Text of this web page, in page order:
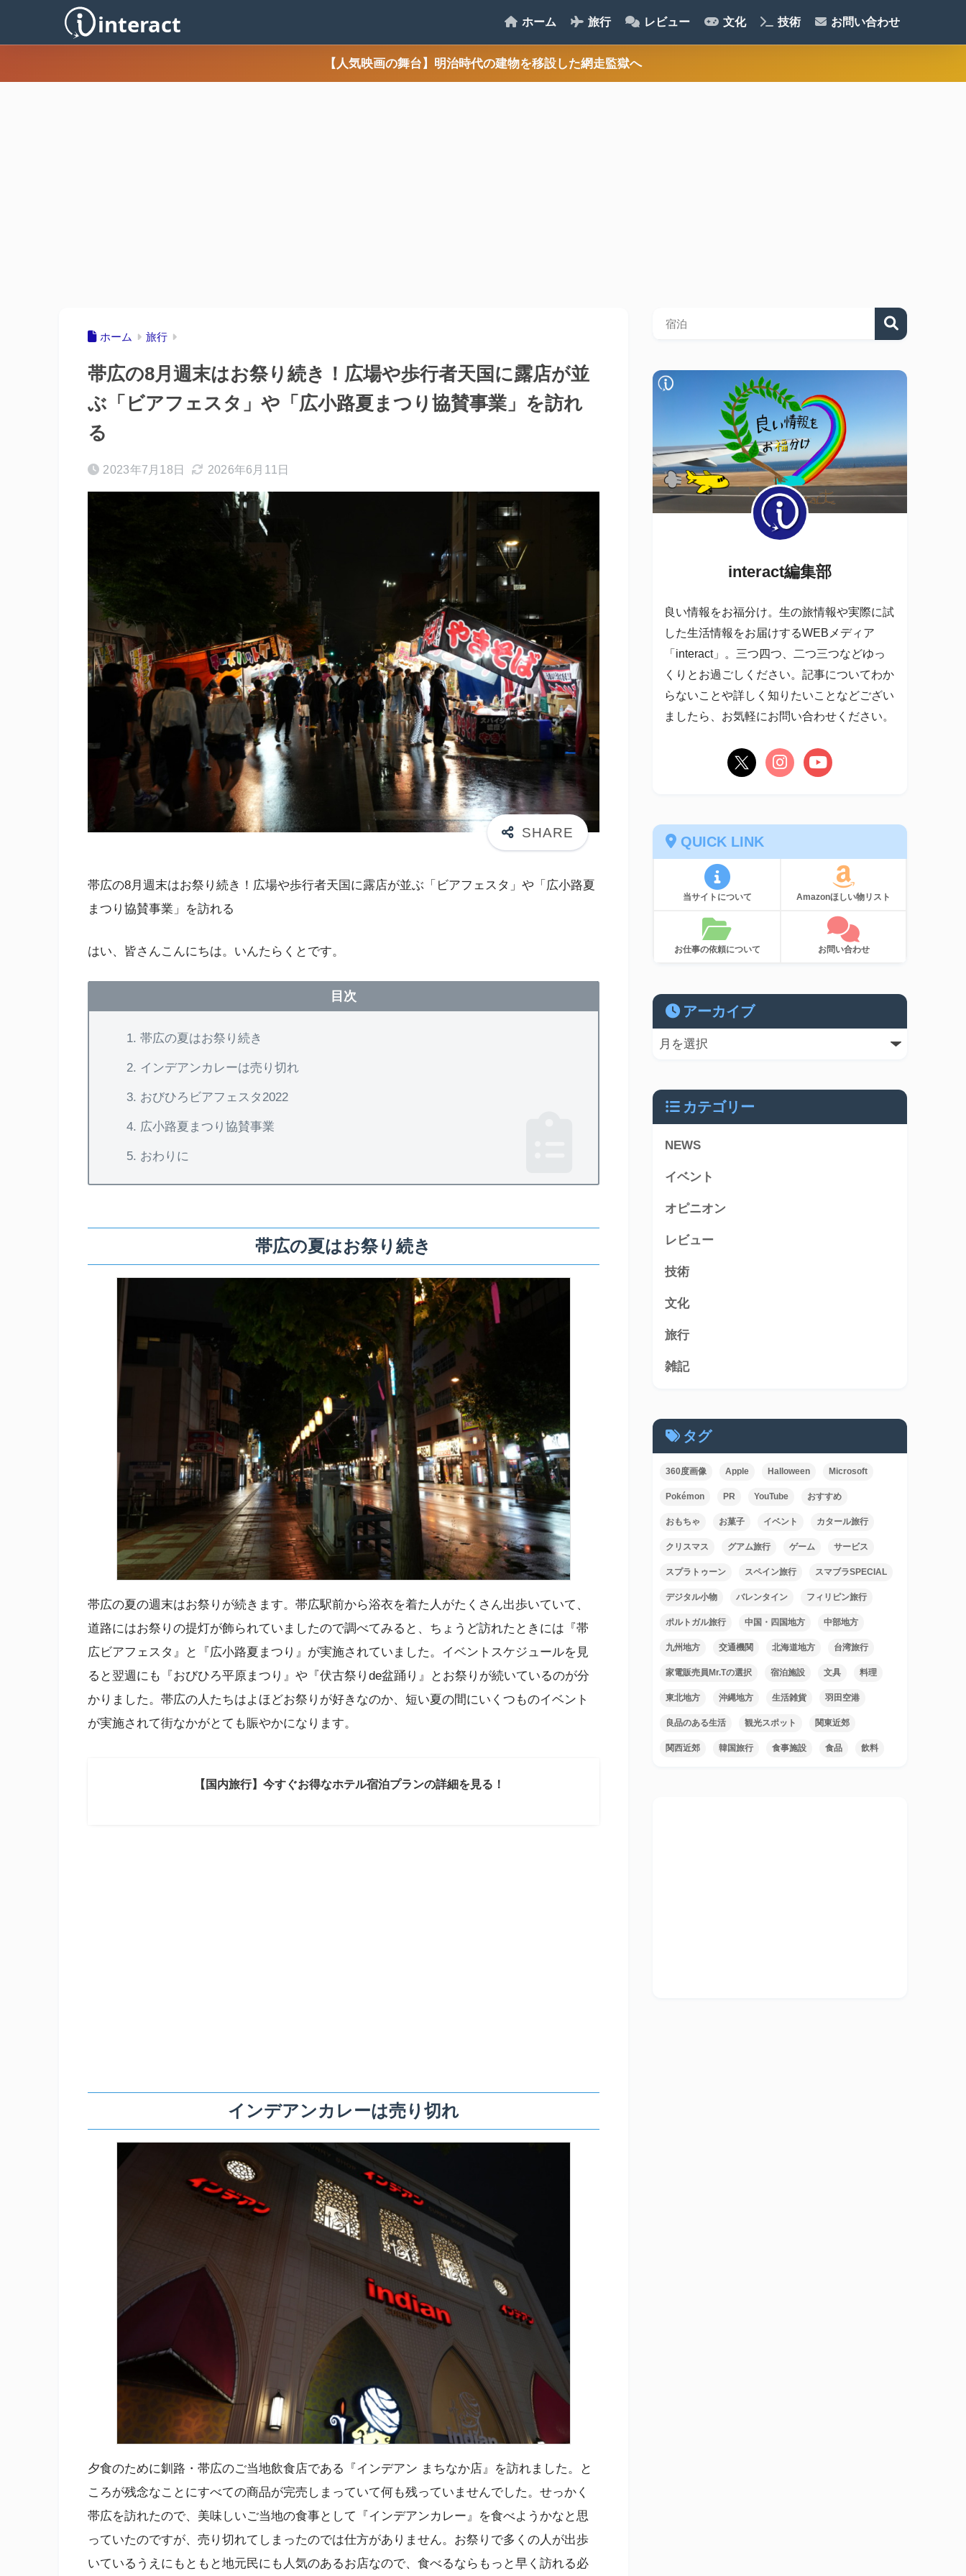
ホーム 旅行 レビュー 文化 技術 お問い合わせ
【人気映画の舞台】明治時代の建物を移設した網走監獄へ
ホーム 旅行
帯広の8月週末はお祭り続き！広場や歩行者天国に露店が並
ぶ「ビアフェスタ」や「広小路夏まつり協賛事業」を訪れ
る
2023年7月18日 2026年6月11日
帯広の8月週末はお祭り続き！広場や歩行者天国に露店が並ぶ「ビアフェスタ」や「広小路夏
まつり協賛事業」を訪れる
はい、皆さんこんにちは。いんたらくとです。
目次
帯広の夏はお祭り続き
インデアンカレーは売り切れ
おびひろビアフェスタ2022
広小路夏まつり協賛事業
おわりに
帯広の夏はお祭り続き
帯広の夏の週末はお祭りが続きます。帯広駅前から浴衣を着た人がたくさん出歩いていて、
道路にはお祭りの提灯が飾られていましたので調べてみると、ちょうど訪れたときには『帯
広ビアフェスタ』と『広小路夏まつり』が実施されていました。イベントスケジュールを見
ると翌週にも『おびひろ平原まつり』や『伏古祭りde盆踊り』とお祭りが続いているのが分
かりました。帯広の人たちはよほどお祭りが好きなのか、短い夏の間にいくつものイベント
が実施されて街なかがとても賑やかになります。
【国内旅行】今すぐお得なホテル宿泊プランの詳細を見る！
インデアンカレーは売り切れ
夕食のために釧路・帯広のご当地飲食店である『インデアン まちなか店』を訪れました。と
ころが残念なことにすべての商品が完売しまっていて何も残っていませんでした。せっかく
帯広を訪れたので、美味しいご当地の食事として『インデアンカレー』を食べようかなと思
っていたのですが、売り切れてしまったのでは仕方がありません。お祭りで多くの人が出歩
いているうえにもともと地元民にも人気のあるお店なので、食べるならもっと早く訪れる必
interact編集部
良い情報をお福分け。生の旅情報や実際に試
した生活情報をお届けするWEBメディア
「interact」。三つ四つ、二つ三つなどゆっ
くりとお過ごしください。記事についてわか
らないことや詳しく知りたいことなどござい
ましたら、お気軽にお問い合わせください。
QUICK LINK
当サイトについて Amazonほしい物リスト
お仕事の依頼について お問い合わせ
アーカイブ
カテゴリー
NEWS
イベント
オピニオン
レビュー
技術
文化
旅行
雑記
タグ
360度画像 Apple Halloween Microsoft
Pokémon PR YouTube おすすめ
おもちゃ お菓子 イベント カタール旅行
クリスマス グアム旅行 ゲーム サービス
スプラトゥーン スペイン旅行 スマブラSPECIAL
デジタル小物 バレンタイン フィリピン旅行
ポルトガル旅行 中国・四国地方 中部地方
九州地方 交通機関 北海道地方 台湾旅行
家電販売員Mr.Tの選択 宿泊施設 文具 料理
東北地方 沖縄地方 生活雑貨 羽田空港
良品のある生活 観光スポット 関東近郊
関西近郊 韓国旅行 食事施設 食品 飲料